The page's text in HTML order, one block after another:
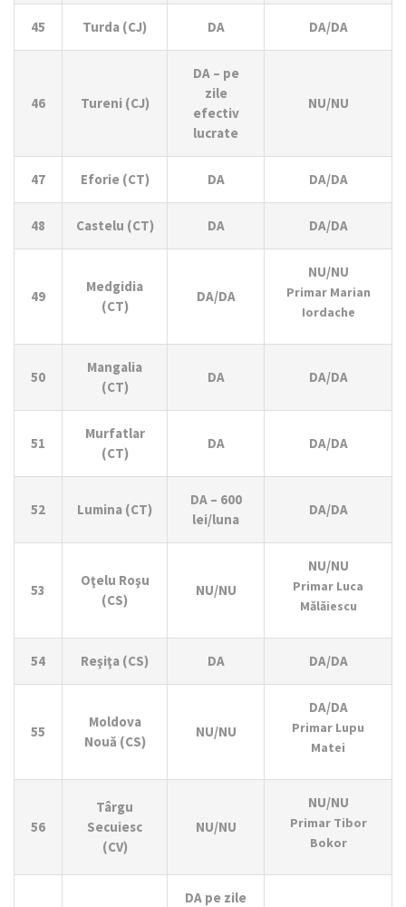
45 Turda (CJ) DA DA/DA
46 Tureni (CJ)
DA – pe
zile
efectiv
lucrate
NU/NU
47 Eforie (CT) DA DA/DA
48 Castelu (CT) DA DA/DA
49
Medgidia
(CT)
DA/DA
NU/NU
Primar Marian
Iordache
50
Mangalia
(CT)
DA DA/DA
51
Murfatlar
(CT)
DA DA/DA
52 Lumina (CT)
DA – 600
lei/luna
DA/DA
53
Oţelu Roşu
(CS)
NU/NU
NU/NU
Primar Luca
Mălăiescu
54 Reşiţa (CS) DA DA/DA
55
Moldova
Nouă (CS)
NU/NU
DA/DA
Primar Lupu
Matei
56
Târgu
Secuiesc
(CV)
NU/NU
NU/NU
Primar Tibor
Bokor
DA pe zile